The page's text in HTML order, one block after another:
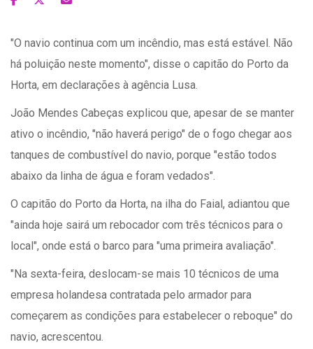
"O navio continua com um incêndio, mas está estável. Não
há poluição neste momento", disse o capitão do Porto da
Horta, em declarações à agência Lusa.
João Mendes Cabeças explicou que, apesar de se manter
ativo o incêndio, "não haverá perigo" de o fogo chegar aos
tanques de combustível do navio, porque "estão todos
abaixo da linha de água e foram vedados".
O capitão do Porto da Horta, na ilha do Faial, adiantou que
"ainda hoje sairá um rebocador com três técnicos para o
local", onde está o barco para "uma primeira avaliação".
"Na sexta-feira, deslocam-se mais 10 técnicos de uma
empresa holandesa contratada pelo armador para
começarem as condições para estabelecer o reboque" do
navio, acrescentou.